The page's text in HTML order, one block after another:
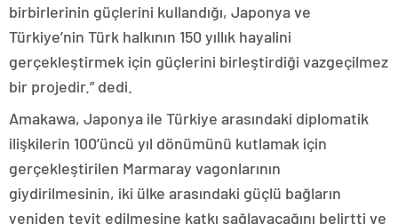
birbirlerinin güçlerini kullandığı, Japonya ve
Türkiye’nin Türk halkının 150 yıllık hayalini
gerçekleştirmek için güçlerini birleştirdiği vazgeçilmez
bir projedir.” dedi.
Amakawa, Japonya ile Türkiye arasındaki diplomatik
ilişkilerin 100’üncü yıl dönümünü kutlamak için
gerçekleştirilen Marmaray vagonlarının
giydirilmesinin, iki ülke arasındaki güçlü bağların
yeniden teyit edilmesine katkı sağlayacağını belirtti ve